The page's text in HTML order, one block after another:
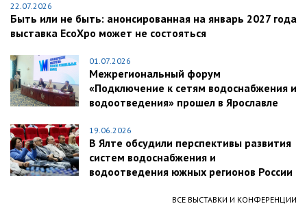
22.07.2026
Быть или не быть: анонсированная на январь 2027 года
выставка EcoXpo может не состояться
01.07.2026
Межрегиональный форум
«Подключение к сетям водоснабжения и
водоотведения» прошел в Ярославле
19.06.2026
В Ялте обсудили перспективы развития
систем водоснабжения и
водоотведения южных регионов России
ВСЕ ВЫСТАВКИ И КОНФЕРЕНЦИИ